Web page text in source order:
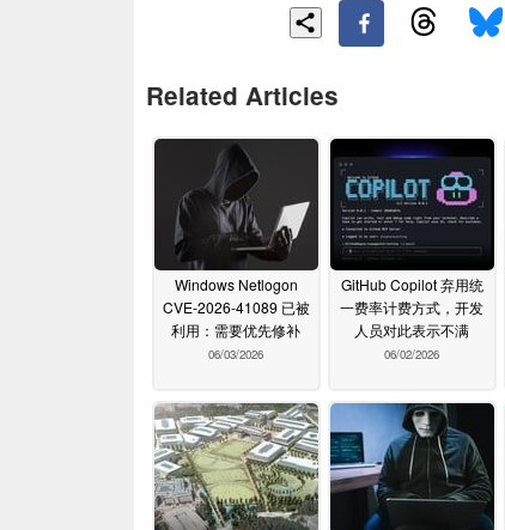
Related Articles
Windows Netlogon
CVE-2026-41089 已被
利用：需要优先修补
06/03/2026
GitHub Copilot 弃用统
一费率计费方式，开发
人员对此表示不满
06/02/2026